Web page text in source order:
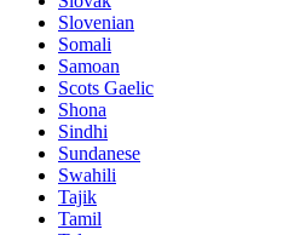
Slovenian
Somali
Samoan
Scots Gaelic
Shona
Sindhi
Sundanese
Swahili
Tajik
Tamil